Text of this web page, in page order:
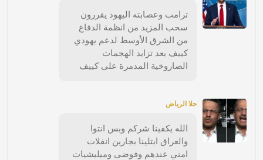
ترامب وعصابته اليهود يقررون
سحب المزيد من انظمة الدفاع
من الشرق الأوسط لدعم يهودي
كييف بعد تزايد الهجمات
الصاروخية المدمرة على كييف
حلا الرياض
الله يكفينا شركم وبس انتوا
والعراق ابتلينا بجارين انفلات
امني عندهم وفوضى وميليشيات